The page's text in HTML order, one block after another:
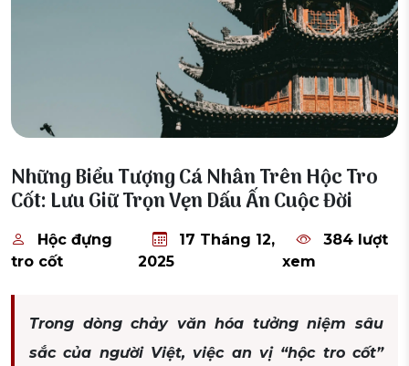
Những Biểu Tượng Cá Nhân Trên Hộc Tro
Cốt: Lưu Giữ Trọn Vẹn Dấu Ấn Cuộc Đời
Hộc đựng
tro cốt
17 Tháng 12,
2025
384 lượt
xem
Trong dòng chảy văn hóa tưởng niệm sâu
sắc của người Việt, việc an vị “hộc tro cốt”